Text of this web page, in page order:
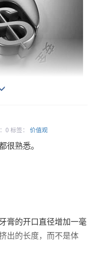
，然后需要收费了。
decoder
share/cmake/
share/cmake/
深刻、不可磨灭的印
布的文章：
0 标签： 价值观
很熟悉。
膏的开口直径增加一毫
出的长度，而不是体